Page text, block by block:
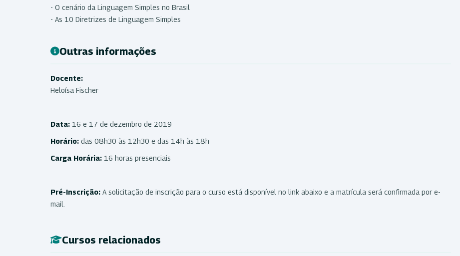
- O cenário da Linguagem Simples no Brasil
- As 10 Diretrizes de Linguagem Simples
Outras informações
Docente:
Heloísa Fischer
Data: 16 e 17 de dezembro de 2019
Horário: das 08h30 às 12h30 e das 14h às 18h
Carga Horária: 16 horas presenciais
Pré-Inscrição: A solicitação de inscrição para o curso está disponível no link abaixo e a matrícula será confirmada por e-
mail.
Cursos relacionados